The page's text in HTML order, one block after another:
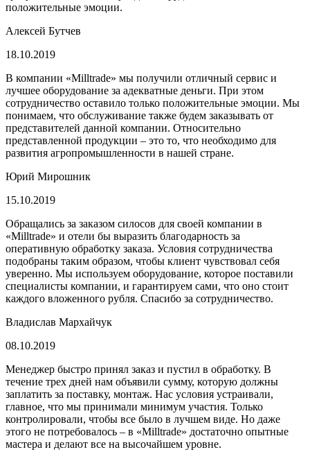
положительные эмоции.
Алексей Бутчев
18.10.2019
В компании «Milltrade» мы получили отличный сервис и
лучшее оборудование за адекватные деньги. При этом
сотрудничество оставило только положительные эмоции. Мы
понимаем, что обслуживание также будем заказывать от
представителей данной компании. Относительно
представленной продукции – это то, что необходимо для
развития агропромышленности в нашей стране.
Юрий Мирошник
15.10.2019
Обращались за заказом силосов для своей компании в
«Milltrade» и отели бы выразить благодарность за
оперативную обработку заказа. Условия сотрудничества
подобраны таким образом, чтобы клиент чувствовал себя
уверенно. Мы используем оборудование, которое поставили
специалисты компании, и гарантируем сами, что оно стоит
каждого вложенного рубля. Спасибо за сотрудничество.
Владислав Мархайчук
08.10.2019
Менеджер быстро принял заказ и пустил в обработку. В
течение трех дней нам объявили сумму, которую должны
заплатить за поставку, монтаж. Нас условия устраивали,
главное, что мы принимали минимум участия. Только
контролировали, чтобы все было в лучшем виде. Но даже
этого не потребовалось – в «Milltrade» достаточно опытные
мастера и делают все на высочайшем уровне.